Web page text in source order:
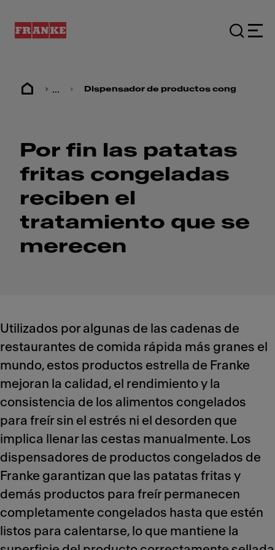
... Dispensador de productos congelados
Por fin las patatas
fritas congeladas
reciben el
tratamiento que se
merecen
Utilizados por algunas de las cadenas de
restaurantes de comida rápida más granes el
mundo, estos productos estrella de Franke
mejoran la calidad, el rendimiento y la
consistencia de los alimentos congelados
para freír sin el estrés ni el desorden que
implica llenar las cestas manualmente. Los
dispensadores de productos congelados de
Franke garantizan que las patatas fritas y
demás productos para freír permanecen
completamente congelados hasta que estén
listos para calentarse, lo que mantiene la